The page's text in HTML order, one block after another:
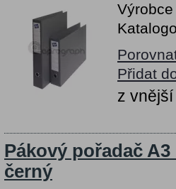
Přidat
z
Pákový pořadač
černý